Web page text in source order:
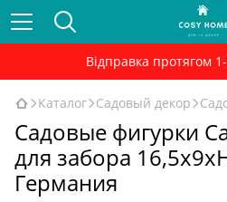
Відправка протягом
Каталог Садовый декор
Садовые фигурки
для забора
Германия